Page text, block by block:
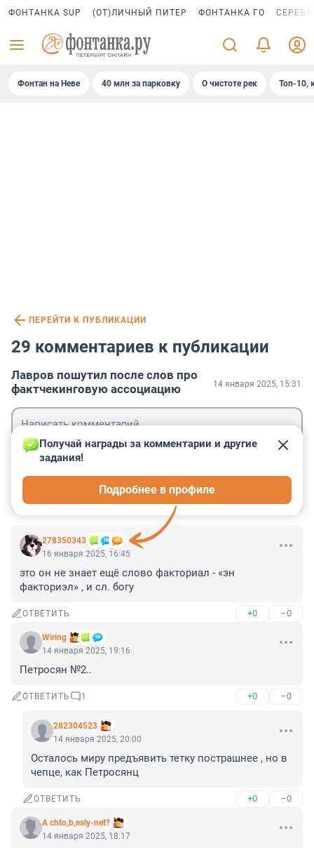
ФОНТАНКА SUP (ОТ)ЛИЧНЫЙ ПИТЕР ФОНТАНКА ГО
Фонтан на Неве 40 млн за парковку О чистоте рек Топ-10,
ПЕРЕЙТИ К ПУБЛИКАЦИИ
29 комментариев к публикации
Лавров пошутил после слов про
фактчекинговую ассоциацию
14 января 2025, 15:31
278350343
Получай награды за комментарии и другие
задания!
Подробнее в профиле
16 января 2025, 16:45
это он не знает ещё слово факториал - «эн
факториэл» , и сл. богу
ОТВЕТИТЬ +0 –0
Wiring
14 января 2025, 19:16
Петросян №2..
ОТВЕТИТЬ 1 +0 –0
282304523
14 января 2025, 20:00
Осталось миру предъявить тетку пострашнее , но в
чепце, как Петросянц
ОТВЕТИТЬ +0 –0
A chto,b,esly-net?
14 января 2025, 18:17